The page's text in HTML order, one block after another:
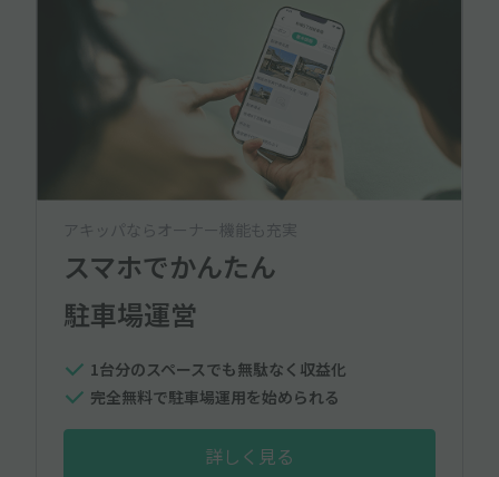
アキッパならオーナー機能も充実
スマホでかんたん
駐車場運営
1台分のスペースでも無駄なく収益化
完全無料で駐車場運用を始められる
詳しく見る